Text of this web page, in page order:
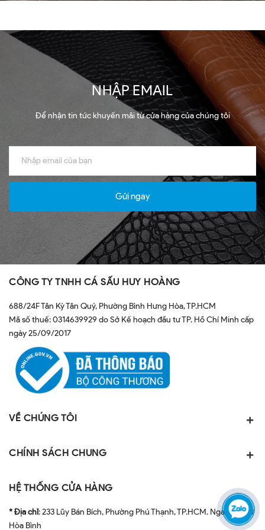
NHẬP EMAIL
Để nhận tin tức khuyến mãi từ cửa hàng của chúng tôi
Gửi ngay
CÔNG TY TNHH CÁ SẤU HUY HOÀNG
688/24F Tân Kỳ Tân Quý, Phường Bình Hưng Hòa, TP.HCM
Mã số thuế: 0314639929 do Sở Kế hoạch đầu tư TP. Hồ Chí Minh cấp
ngày 25/09/2017
VỀ CHÚNG TÔI
CHÍNH SÁCH CHUNG
HỆ THỐNG CỬA HÀNG
* Địa chỉ: 233 Lũy Bán Bích, Phường Phú Thạnh, TP.HCM. Ngay ngã tư
Hòa Bình